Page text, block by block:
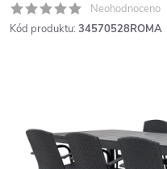
Neohodnoceno
Kód produktu: 34570528ROMA